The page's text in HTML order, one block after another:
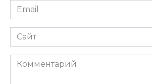
Email
*
Сайт
Комментарий